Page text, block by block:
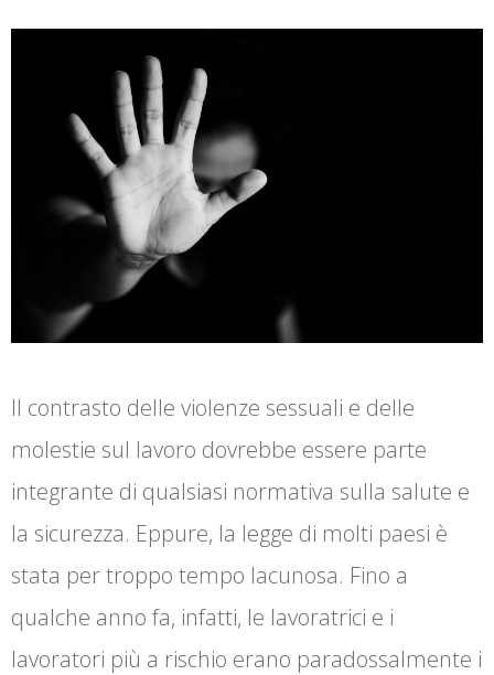
Il contrasto delle violenze sessuali e delle
molestie sul lavoro dovrebbe essere parte
integrante di qualsiasi normativa sulla salute e
la sicurezza. Eppure, la legge di molti paesi è
stata per troppo tempo lacunosa. Fino a
qualche anno fa, infatti, le lavoratrici e i
lavoratori più a rischio erano paradossalmente i